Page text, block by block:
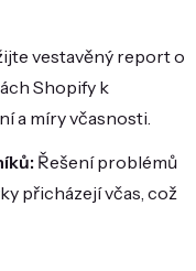
vestavěný report o
Shopify k
a míry včasnosti.
Řešení problémů
přicházejí včas, což